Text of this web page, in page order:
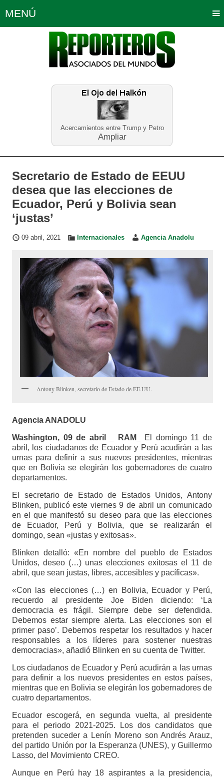
Acercamientos entre Trump y Petro
Ampliar
MENÚ
Política Opinión Bogotá
Planeta Tierra Deportes
Educación Neira
Secretario de Estado de EEUU
desea que las elecciones de
Ecuador, Perú y Bolivia sean
‘justas’
09 abril, 2021 Internacionales Agencia Anadolu
Antony Blinken, secretario de Estado de EE.UU.
Agencia ANADOLU
Washington, 09 de abril _ RAM_
El domingo 11 de
abril, los ciudadanos de Ecuador y Perú acudirán a las
urnas para definir a sus nuevos presidentes, mientras
que en Bolivia se elegirán los gobernadores de cuatro
departamentos.
El secretario de Estado de Estados Unidos, Antony
Blinken, publicó este viernes 9 de abril un comunicado
en el que manifestó su deseo para que las elecciones
de Ecuador, Perú y Bolivia, que se realizarán el
domingo, sean «justas y exitosas».
Blinken detalló: «En nombre del pueblo de Estados
Unidos, deseo (…) unas elecciones exitosas el 11 de
abril, que sean justas, libres, accesibles y pacíficas».
«Con las elecciones (…) en Bolivia, Ecuador y Perú,
recuerdo al presidente Joe Biden diciendo: ‘La
democracia es frágil. Siempre debe ser defendida.
Debemos estar siempre alerta. Las elecciones son el
primer paso’. Debemos respetar los resultados y hacer
responsables a los líderes para sostener nuestras
democracias», añadió Blinken en su cuenta de Twitter.
Los ciudadanos de Ecuador y Perú acudirán a las urnas
para definir a los nuevos presidentes en estos países,
mientras que en Bolivia se elegirán los gobernadores de
cuatro departamentos.
Ecuador escogerá, en segunda vuelta, al presidente
para el periodo 2021-2025. Los dos candidatos que
pretenden suceder a Lenín Moreno son Andrés Arauz,
del partido Unión por la Esperanza (UNES), y Guillermo
Lasso, del Movimiento CREO.
Aunque en Perú hay 18 aspirantes a la presidencia,